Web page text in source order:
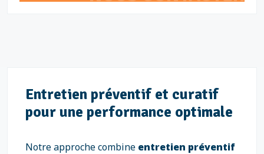
Entretien préventif et curatif
pour une performance optimale
Notre approche combine entretien préventif